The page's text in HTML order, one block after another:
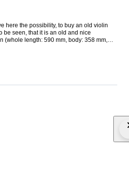
here the possibility, to buy an old violin
be seen, that it is an old and nice
(whole length: 590 mm, body: 358 mm,
di Santa Cecilia in Roma 1923 Fece in
certificates and are therefore
described only as 'labelled'